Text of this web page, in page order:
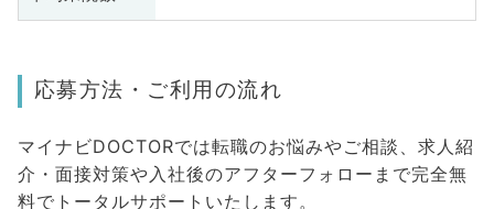
応募方法・ご利用の流れ
マイナビDOCTORでは転職のお悩みやご相談、求人紹
介・面接対策や入社後のアフターフォローまで完全無
料でトータルサポートいたします。